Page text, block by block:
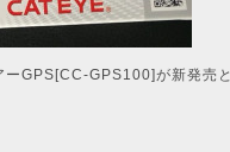
ーGPS [CC-GPS100]が新発売と